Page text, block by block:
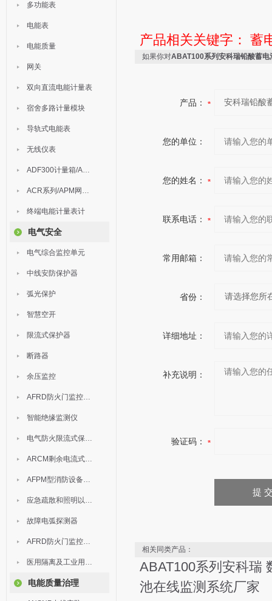
多功能表
电能表
电能质量
网关
双向直流电能计量表
宿舍多路计量模块
导轨式电能表
无线仪表
ADF300计量箱/AEW无线计量
ACR系列/APM网络电力仪表
终端电能计量表计
电气安全
电气综合监控单元
中线安防保护器
弧光保护
智慧空开
限流式保护器
断路器
余压监控
AFRD防火门监控模块
智能绝缘监测仪
电气防火限流式保护器
ARCM剩余电流式电气火灾监控装置
AFPM型消防设备电源监控系统
应急疏散和照明以及灯具
故障电弧探测器
AFRD防火门监控系统
医用隔离及工业用电绝缘检测
电能质量治理
产品相关关键字： 蓄
如果你对ABAT100系列安科瑞铅酸蓄电
产品：
您的单位：
您的姓名：
联系电话：
常用邮箱：
省份：
详细地址：
补充说明：
验证码：
相关同类产品：
ABAT100系列安科瑞
池在线监测系统厂家